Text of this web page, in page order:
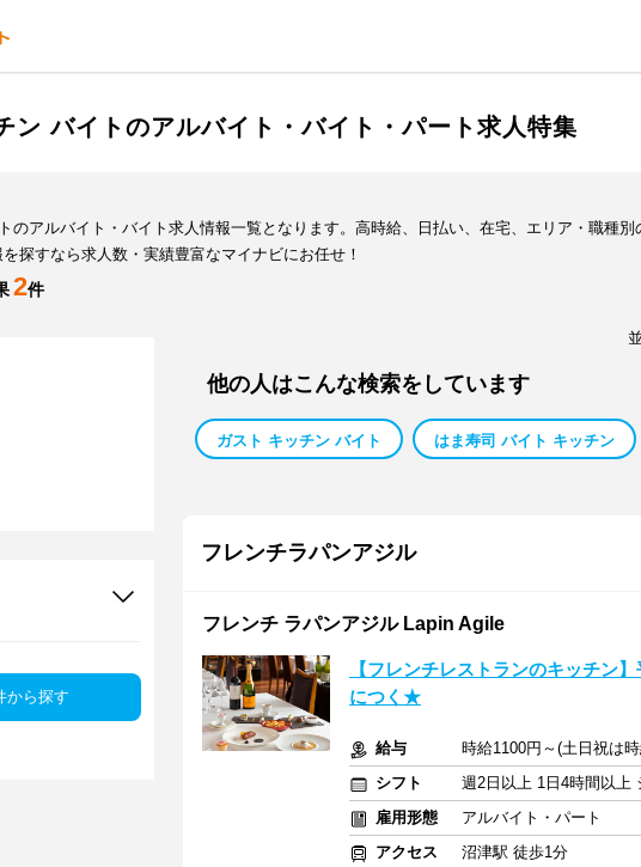
ン バイトのアルバイト・バイト・パート求人特集
のアルバイト・バイト求人情報一覧となります。高時給、日払い、在宅、エリア・職種
探すなら求人数・実績豊富なマイナビにお任せ！
2件
から探す
他の人はこんな検索をしています
ガスト キッチン バイト はま寿司 バイト キッチン
フレンチラパンアジル
フレンチ ラパンアジル Lapin Agile
【フレンチレストランのキッチン
につく★
給与
時給1100円～(土日祝は
シフト
週2日以上 1日4時間以上
雇用形態
アルバイト・パート
アクセス
沼津駅 徒歩1分